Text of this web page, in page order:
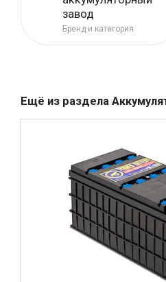
завод
Бренд и категория
Ещё из раздела